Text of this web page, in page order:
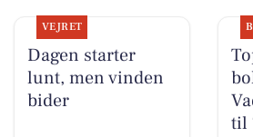
VEJRET
Dagen starter
lunt, men vinden
bider
til